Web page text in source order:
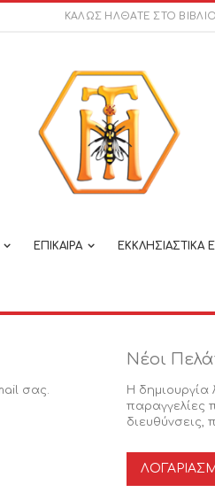
ΚΑΛΩΣ ΗΛΘΑΤΕ ΣΤΟ
ΕΠΙΚΑΙΡΑ ΕΚΚΛΗΣΙΑΣΤΙΚΑ
σας.
Νέοι
Η δημιουργία
παραγγελίες
διευθύνσεις,